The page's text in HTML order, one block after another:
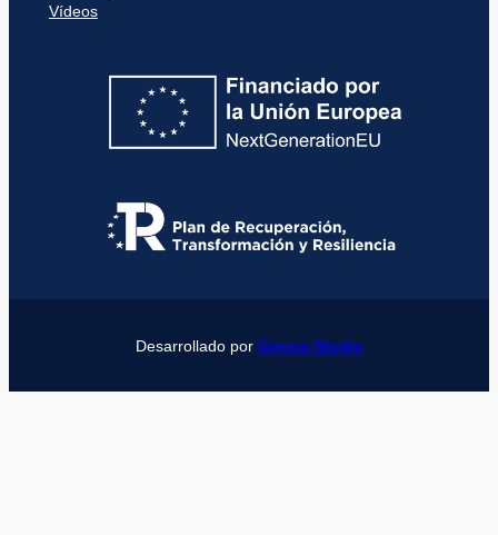
Vídeos
Desarrollado por Girona Studio